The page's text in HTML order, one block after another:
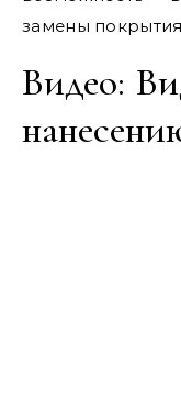
замены
Видео: